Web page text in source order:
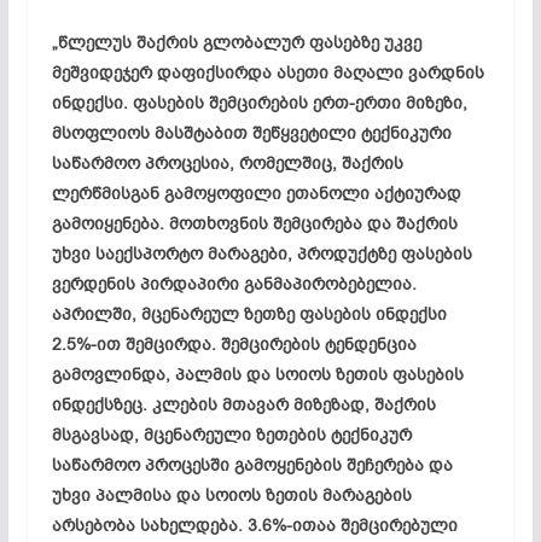
„წლელუს შაქრის გლობალურ ფასებზე უკვე
მეშვიდეჯერ დაფიქსირდა ასეთი მაღალი ვარდნის
ინდექსი. ფასების შემცირების ერთ-ერთი მიზეზი,
მსოფლიოს მასშტაბით შეწყვეტილი ტექნიკური
საწარმოო პროცესია, რომელშიც, შაქრის
ლერწმისგან გამოყოფილი ეთანოლი აქტიურად
გამოიყენება. მოთხოვნის შემცირება და შაქრის
უხვი საექსპორტო მარაგები, პროდუქტზე ფასების
ვერდენის პირდაპირი განმაპირობებელია.
აპრილში, მცენარეულ ზეთზე ფასების ინდექსი
2.5%-ით შემცირდა. შემცირების ტენდენცია
გამოვლინდა, პალმის და სოიოს ზეთის ფასების
ინდექსზეც. კლების მთავარ მიზეზად, შაქრის
მსგავსად, მცენარეული ზეთების ტექნიკურ
საწარმოო პროცესში გამოყენების შეჩერება და
უხვი პალმისა და სოიოს ზეთის მარაგების
არსებობა სახელდება. 3.6%-ითაა შემცირებული